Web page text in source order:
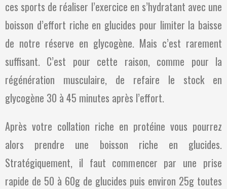
ces sports de réaliser l’exercice en s’hydratant avec une
boisson d’effort riche en glucides pour limiter la baisse
de notre réserve en glycogène. Mais c’est rarement
suffisant. C’est pour cette raison, comme pour la
régénération musculaire, de refaire le stock en
glycogène 30 à 45 minutes après l’effort.
Après votre collation riche en protéine vous pourrez
alors prendre une boisson riche en glucides.
Stratégiquement, il faut commencer par une prise
rapide de 50 à 60g de glucides puis environ 25g toutes